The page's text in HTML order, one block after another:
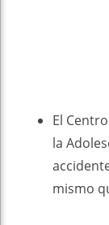
El
la
mismo